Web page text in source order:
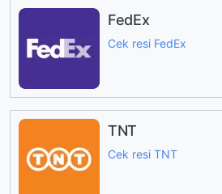
FedEx
Cek resi FedEx
TNT
Cek resi TNT